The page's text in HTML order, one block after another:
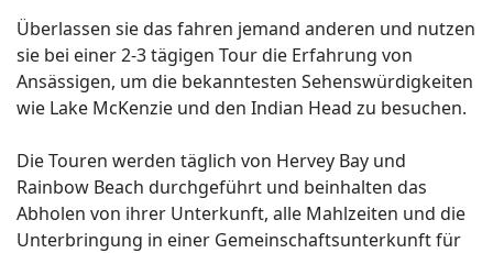
Überlassen sie das fahren jemand anderen und nutzen
sie bei einer 2-3 tägigen Tour die Erfahrung von
Ansässigen, um die bekanntesten Sehenswürdigkeiten
wie Lake McKenzie und den Indian Head zu besuchen.
Die Touren werden täglich von Hervey Bay und
Rainbow Beach durchgeführt und beinhalten das
Abholen von ihrer Unterkunft, alle Mahlzeiten und die
Unterbringung in einer Gemeinschaftsunterkunft für